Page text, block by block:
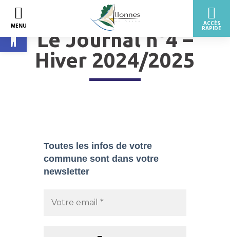
Ouvrir la barre d’outils
Le Journal n°4 –
Hiver 2024/2025
Toutes les infos de votre
commune sont dans votre
newsletter